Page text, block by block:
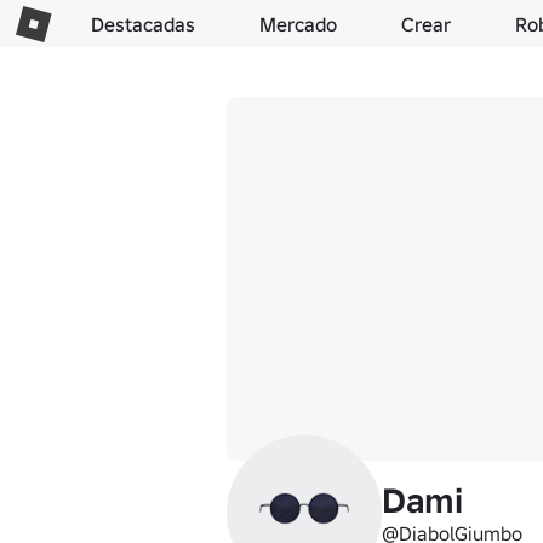
Destacadas Mercado Crear
Dami
@DiabolGiumbo